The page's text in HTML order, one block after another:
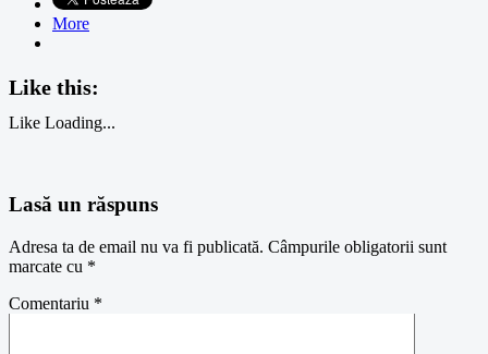
More
Like this:
Like Loading...
Lasă un răspuns
Adresa ta de email nu va fi publicată. Câmpurile obligatorii sunt
marcate cu *
Comentariu *